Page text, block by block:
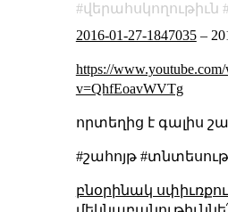
վերահսկողութիւն
2016-01-27-1847035–
https://www.youtube.com/
v=QhfEoavWVTg
որտեղից է գալիս
#շահոյթ
բնօրինակ